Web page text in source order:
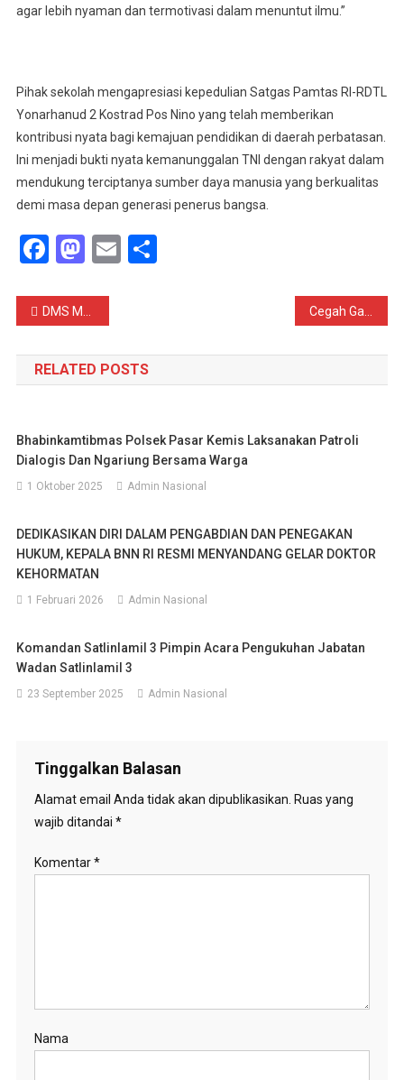
agar lebih nyaman dan termotivasi dalam menuntut ilmu.”
Pihak sekolah mengapresiasi kepedulian Satgas Pamtas RI-RDTL
Yonarhanud 2 Kostrad Pos Nino yang telah memberikan
kontribusi nyata bagi kemajuan pendidikan di daerah perbatasan.
Ini menjadi bukti nyata kemanunggalan TNI dengan rakyat dalam
mendukung terciptanya sumber daya manusia yang berkualitas
demi masa depan generasi penerus bangsa.
Facebook
Mastodon
EmailShare
Navigasi
pos
DMS MONUSCO Tinjau Kesiapan Operasional Satgas INDORDB XXXIX-G di Kongo
RELATED POSTS
Bhabinkamtibmas Polsek Pasar Kemis Laksanakan Patroli
Dialogis Dan Ngariung Bersama Warga
1 Oktober 2025 Admin Nasional
DEDIKASIKAN DIRI DALAM PENGABDIAN DAN PENEGAKAN
HUKUM, KEPALA BNN RI RESMI MENYANDANG GELAR DOKTOR
KEHORMATAN
1 Februari 2026 Admin Nasional
Komandan Satlinlamil 3 Pimpin Acara Pengukuhan Jabatan
Wadan Satlinlamil 3
23 September 2025 Admin Nasional
Tinggalkan Balasan
Alamat email Anda tidak akan dipublikasikan. Ruas yang
wajib ditandai *
Komentar*
Nama